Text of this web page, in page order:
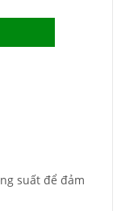
suất để đảm